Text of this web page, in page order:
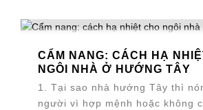
CẨM NANG: CÁCH HẠ
NGÔI NHÀ Ở HƯỚNG TÂY
1. Tại sao nhà hướng Tây thì
người vì hợp mệnh hoặc không